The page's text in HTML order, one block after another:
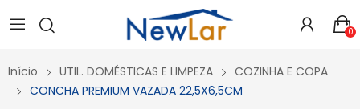
Secure crypto portfolio manager for desktops and mobile -
Visit Ledger Live
- easily manage, stake, and track assets. 0
Início UTIL. DOMÉSTICAS E LIMPEZA
COZINHA E COPA
CONCHA PREMIUM VAZADA 22,5X6,5CM